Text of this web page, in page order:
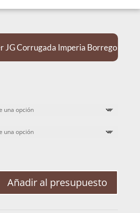
JG Corrugada Imperia Borrego
Añadir al presupuesto